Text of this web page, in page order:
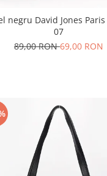
negru David Jones Paris
07
89,00 RON69,00 RON